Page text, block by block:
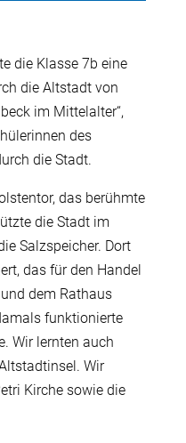
die Klasse 7b eine
die Altstadt von
im Mittelalter“,
des
die Stadt.
das berühmte
die Stadt im
Salzspeicher. Dort
das für den Handel
dem Rathaus
funktionierte
Wir lernten auch
Wir
Kirche sowie die